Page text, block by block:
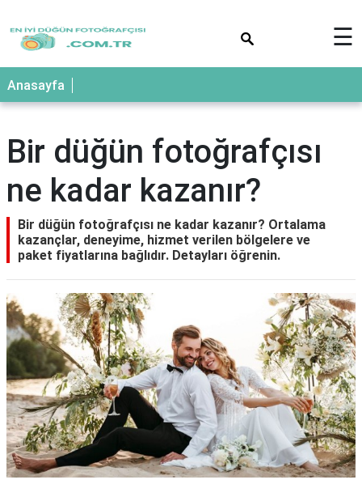
☰
Anasayfa
Bir düğün fotoğrafçısı
ne kadar kazanır?
Bir düğün fotoğrafçısı ne kadar kazanır? Ortalama
kazançlar, deneyime, hizmet verilen bölgelere ve
paket fiyatlarına bağlıdır. Detayları öğrenin.